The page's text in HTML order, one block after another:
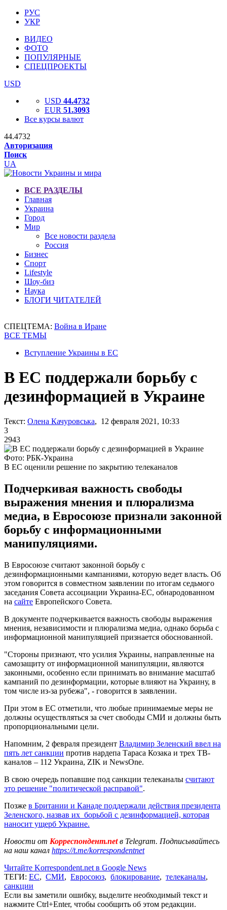
РУС
УКР
ВИДЕО
ФОТО
ПОПУЛЯРНЫЕ
СПЕЦПРОЕКТЫ
USD
USD 44.4732
EUR 51.3093
Все курсы валют
44.4732
Авторизация
Поиск
UA
ВСЕ РАЗДЕЛЫ
Главная
Украина
Город
Мир
Все новости раздела
Россия
Бизнес
Спорт
Lifestyle
Шоу-биз
Наука
БЛОГИ ЧИТАТЕЛЕЙ
СПЕЦТЕМА: Война в Иране
ВСЕ ТЕМЫ
Вступление Украины в ЕС
В ЕС поддержали борьбу с
дезинформацией в Украине
Текст: Олена Качуровська, 12 февраля 2021, 10:33
3
2943
Фото: РБК-Украина
В ЕС оценили решение по закрытию телеканалов
Подчеркивая важность свободы
выражения мнения и плюрализма
медиа, в Евросоюзе признали законной
борьбу с информационными
манипуляциями.
В Евросоюзе считают законной борьбу с
дезинформационными кампаниями, которую ведет власть. Об
этом говорится в совместном заявлении по итогам седьмого
заседания Совета ассоциации Украина-ЕС, обнародованном
на сайте Европейского Совета.
В документе подчеркивается важность свободы выражения
мнения, независимости и плюрализма медиа, однако борьба с
информационной манипуляцией признается обоснованной.
"Стороны признают, что усилия Украины, направленные на
самозащиту от информационной манипуляции, являются
законными, особенно если принимать во внимание масштаб
кампаний по дезинформации, которые влияют на Украину, в
том числе из-за рубежа", - говорится в заявлении.
При этом в ЕС отметили, что любые принимаемые меры не
должны осуществляться за счет свободы СМИ и должны быть
пропорциональными цели.
Напомним, 2 февраля президент Владимир Зеленский ввел на
пять лет санкции против нардепа Тараса Козака и трех ТВ-
каналов – 112 Украина, ZIK и NewsOne.
В свою очередь попавшие под санкции телеканалы считают
это решение "политической расправой".
Позже в Британии и Канаде поддержали действия президента
Зеленского, назвав их борьбой с дезинформацией, которая
наносит ущерб Украине.
Новости от Корреспондент.netв Telegram. Подписывайтесь
на наш канал https://t.me/korrespondentnet
Читайте Korrespondent.net в Google News
ТЕГИ: ЕС, СМИ, Евросоюз, блокирование, телеканалы,
санкции
Если вы заметили ошибку, выделите необходимый текст и
нажмите Ctrl+Enter, чтобы сообщить об этом редакции.